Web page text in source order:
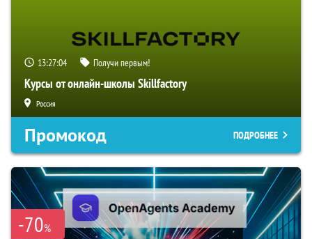
13:27:03 Получи первым!
Курсы от онлайн-школы Skillfactory
Россия
Промокод ПОДРОБНЕЕ
-70%